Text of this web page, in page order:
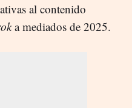
al contenido
a mediados de 2025.